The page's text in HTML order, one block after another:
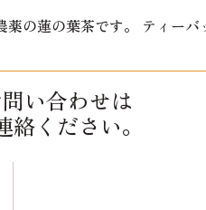
の蓮の葉茶です。 ティー
い合わせは
ください。